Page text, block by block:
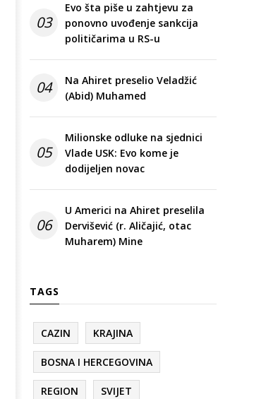
03
Evo šta piše u zahtjevu za
ponovno uvođenje sankcija
političarima u RS-u
04
Na Ahiret preselio Veladžić
(Abid) Muhamed
05
Milionske odluke na sjednici
Vlade USK: Evo kome je
dodijeljen novac
06
U Americi na Ahiret preselila
Dervišević (r. Aličajić, otac
Muharem) Mine
TAGS
CAZIN KRAJINA
BOSNA I HERCEGOVINA
REGION SVIJET